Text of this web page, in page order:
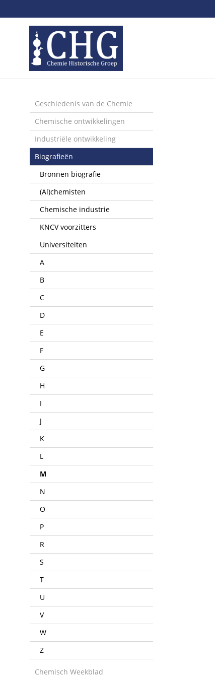
links
Spring
naar
de
inhoud
naar
het
menu
Geschiedenis van de Chemie
Chemische ontwikkelingen
Industriële ontwikkeling
Biografieën
Bronnen biografie
(Al)chemisten
Chemische industrie
KNCV voorzitters
Universiteiten
A
B
C
D
E
F
G
H
I
J
K
L
M
N
O
P
R
S
T
U
V
W
Z
Chemisch Weekblad